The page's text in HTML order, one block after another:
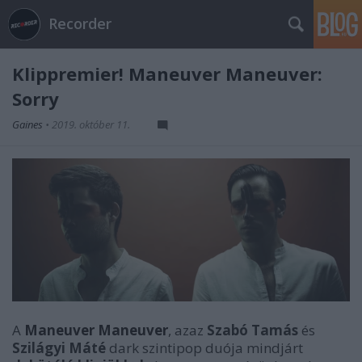
Recorder
Klippremier! Maneuver Maneuver:
Sorry
Gaines • 2019. október 11.
A Maneuver Maneuver, azaz Szabó Tamás és
Szilágyi Máté dark szintipop duója mindjárt